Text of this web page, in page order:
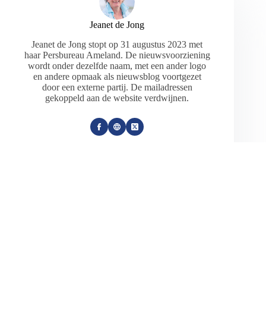
Jeanet de Jong
Jeanet de Jong stopt op 31 augustus 2023 met
haar Persbureau Ameland. De nieuwsvoorziening
wordt onder dezelfde naam, met een ander logo
en andere opmaak als nieuwsblog voortgezet
door een externe partij. De mailadressen
gekoppeld aan de website verdwijnen.